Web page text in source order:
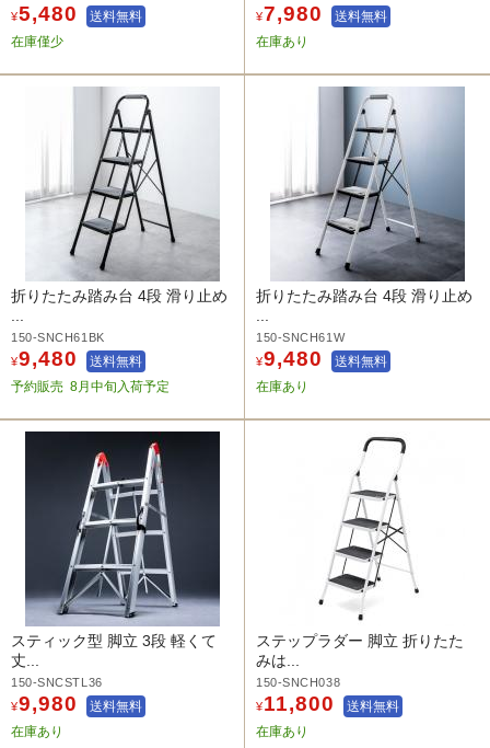
¥5,480
送料無料
在庫僅少
¥7,980
送料無料
在庫あり
折りたたみ踏み台 4段 滑り止め
150-SNCH61BK
¥9,480
送料無料
予約販売 8月中旬入荷予定
折りたたみ踏み台 4段 滑り止め
150-SNCH61W
¥9,480
送料無料
在庫あり
スティック型 脚立 3段 軽くて
丈...
150-SNCSTL36
¥9,980
送料無料
在庫あり
ステップラダー 脚立 折りたた
みは...
150-SNCH038
¥11,800
送料無料
在庫あり